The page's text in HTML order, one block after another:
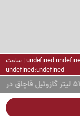
undefined undefined undefined undefined | ساعت
undefined:undefined